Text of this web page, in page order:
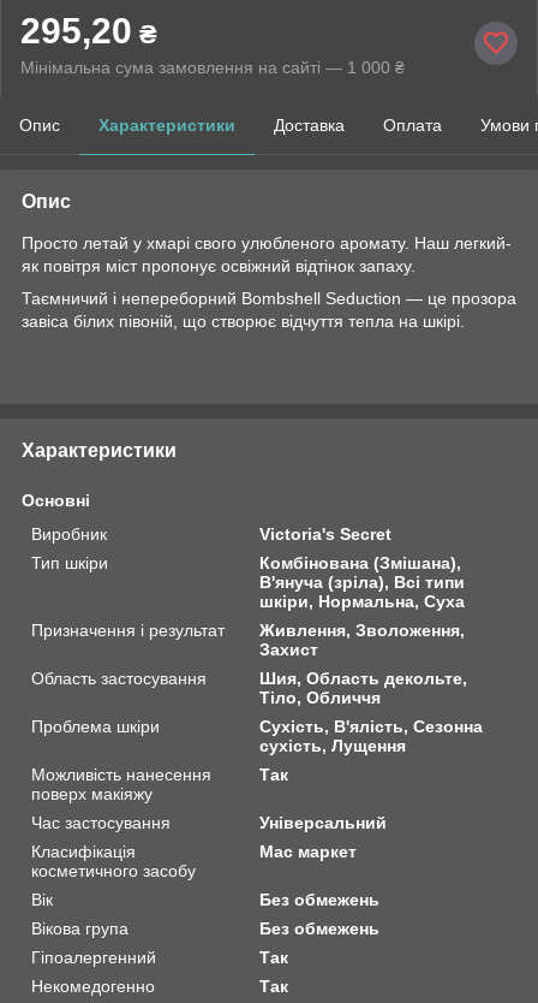
295,20 ₴
Мінімальна сума замовлення на сайті — 1 000 ₴
Опис Характеристики Доставка Оплата Умови
Опис
Просто летай у хмарі свого улюбленого аромату. Наш легкий-
як повітря міст пропонує освіжний відтінок запаху.
Таємничий і непереборний Bombshell Seduction — це прозора
завіса білих півоній, що створює відчуття тепла на шкірі.
Характеристики
Основні
Виробник
Victoria's Secret
Тип шкіри
Комбінована (Змішана),
В'януча (зріла), Всі типи
шкіри, Нормальна, Суха
Призначення і результат
Живлення, Зволоження,
Захист
Область застосування
Шия, Область декольте,
Тіло, Обличчя
Проблема шкіри
Сухість, В'ялість, Сезонна
сухість, Лущення
Можливість нанесення
поверх макіяжу
Так
Час застосування
Універсальний
Класифікація
косметичного засобу
Мас маркет
Вік
Без обмежень
Вікова група
Без обмежень
Гіпоалергенний
Так
Некомедогенно
Так